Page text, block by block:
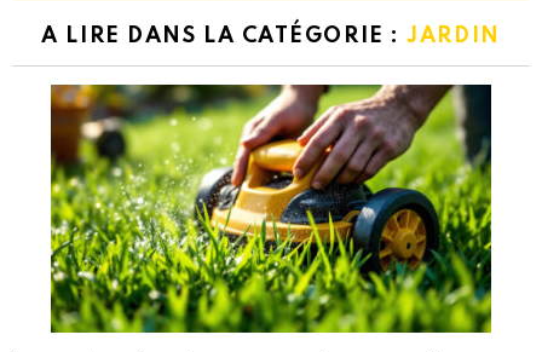
A LIRE DANS LA CATÉGORIE :JARDIN